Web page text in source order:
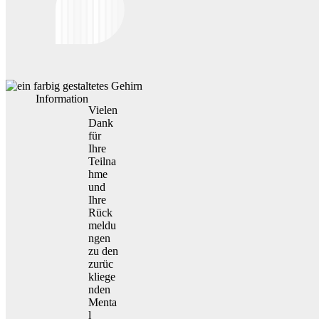
Information
Vielen
Dank
für
Ihre
Teilna
hme
und
Ihre
Rück
meldu
ngen
zu den
zurüc
kliege
nden
Menta
l